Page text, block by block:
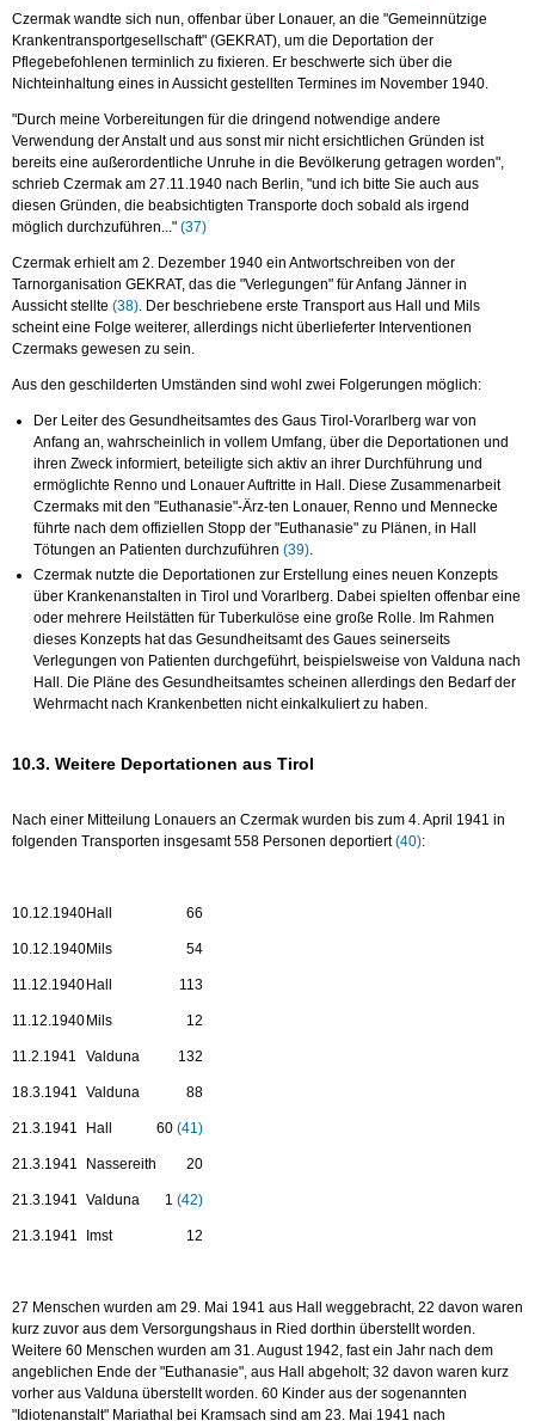
Czermak wandte sich nun, offenbar über Lonauer, an die "Gemeinnützige
Krankentransportgesellschaft" (GEKRAT), um die Deportation der
Pflegebefohlenen terminlich zu fixieren. Er beschwerte sich über die
Nichteinhaltung eines in Aussicht gestellten Termines im November 1940.
"Durch meine Vorbereitungen für die dringend notwendige andere
Verwendung der Anstalt und aus sonst mir nicht ersichtlichen Gründen ist
bereits eine außerordentliche Unruhe in die Bevölkerung getragen worden",
schrieb Czermak am 27.11.1940 nach Berlin, "und ich bitte Sie auch aus
diesen Gründen, die beabsichtigten Transporte doch sobald als irgend
möglich durchzuführen..." (37)
Czermak erhielt am 2. Dezember 1940 ein Antwortschreiben von der
Tarnorganisation GEKRAT, das die "Verlegungen" für Anfang Jänner in
Aussicht stellte (38). Der beschriebene erste Transport aus Hall und Mils
scheint eine Folge weiterer, allerdings nicht überlieferter Interventionen
Czermaks gewesen zu sein.
Aus den geschilderten Umständen sind wohl zwei Folgerungen möglich:
Der Leiter des Gesundheitsamtes des Gaus Tirol-Vorarlberg war von
Anfang an, wahrscheinlich in vollem Umfang, über die Deportationen und
ihren Zweck informiert, beteiligte sich aktiv an ihrer Durchführung und
ermöglichte Renno und Lonauer Auftritte in Hall. Diese Zusammenarbeit
Czermaks mit den "Euthanasie"-Ärz-ten Lonauer, Renno und Mennecke
führte nach dem offiziellen Stopp der "Euthanasie" zu Plänen, in Hall
Tötungen an Patienten durchzuführen (39).
Czermak nutzte die Deportationen zur Erstellung eines neuen Konzepts
über Krankenanstalten in Tirol und Vorarlberg. Dabei spielten offenbar eine
oder mehrere Heilstätten für Tuberkulöse eine große Rolle. Im Rahmen
dieses Konzepts hat das Gesundheitsamt des Gaues seinerseits
Verlegungen von Patienten durchgeführt, beispielsweise von Valduna nach
Hall. Die Pläne des Gesundheitsamtes scheinen allerdings den Bedarf der
Wehrmacht nach Krankenbetten nicht einkalkuliert zu haben.
10.3. Weitere Deportationen aus Tirol
Nach einer Mitteilung Lonauers an Czermak wurden bis zum 4. April 1941 in
folgenden Transporten insgesamt 558 Personen deportiert(40):
10.12.1940Hall 66
10.12.1940Mils 54
11.12.1940Hall 113
11.12.1940Mils 12
11.2.1941 Valduna 132
18.3.1941 Valduna 88
21.3.1941 Hall 60 (41)
21.3.1941 Nassereith 20
21.3.1941 Valduna 1 (42)
21.3.1941 Imst 12
27 Menschen wurden am 29. Mai 1941 aus Hall weggebracht, 22 davon waren
kurz zuvor aus dem Versorgungshaus in Ried dorthin überstellt worden.
Weitere 60 Menschen wurden am 31. August 1942, fast ein Jahr nach dem
angeblichen Ende der "Euthanasie", aus Hall abgeholt; 32 davon waren kurz
vorher aus Valduna überstellt worden. 60 Kinder aus der sogenannten
"Idiotenanstalt" Mariathal bei Kramsach sind am 23. Mai 1941 nach